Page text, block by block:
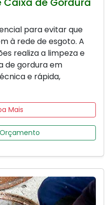
para evitar que
à rede de esgoto. A
realiza a limpeza e
de gordura em
e rápida,
Mais